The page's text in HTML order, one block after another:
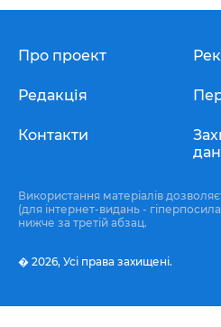
Про проект
Редакція
Контакти
Використання матеріалів
(для інтернет-видань -
нижче за третій абзац.
� 2026, Усі права захищені.